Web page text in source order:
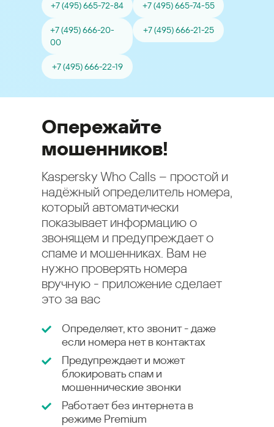
+7 (495) 665-72-84 +7 (495) 665-74-55
+7 (495) 666-20-
00
+7 (495) 666-21-25
+7 (495) 666-22-19
Опережайте
мошенников!
Kaspersky Who Calls – простой и
надёжный определитель номера,
который автоматически
показывает информацию о
звонящем и предупреждает о
спаме и мошенниках. Вам не
нужно проверять номера
вручную - приложение сделает
это за вас
Определяет, кто звонит - даже
если номера нет в контактах
Предупреждает и может
блокировать спам и
мошеннические звонки
Работает без интернета в
режиме Premium